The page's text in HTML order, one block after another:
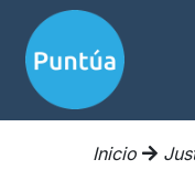
Inicio